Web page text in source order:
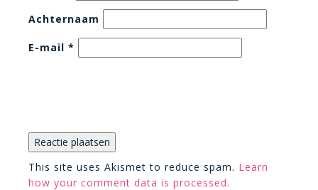
Achternaam
E-mail *
This site uses Akismet to reduce spam. Learn
how your comment data is processed.